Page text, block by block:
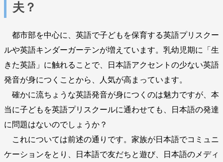
夫？
都市部を中心に、英語で子どもを保育する英語プリスクー
ルや英語キンダーガーテンが増えています。乳幼児期に「生
きた英語」に触れることで、日本語アクセントの少ない英語
発音が身につくことから、人気が高まっています。
確かに流ちょうな英語発音が身につくのは魅力ですが、本
当に子どもを英語プリスクールに通わせても、日本語の発達
に問題はないのでしょうか？
これについては前述の通りです。家族が日本語でコミュニ
ケーションをとり、日本語で友だちと遊び、日本語のメディ